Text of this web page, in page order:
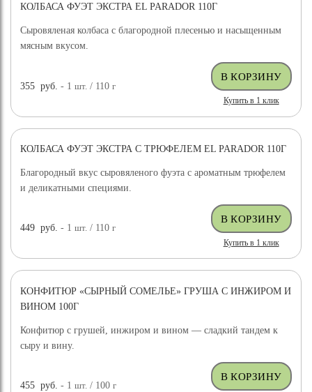
КОЛБАСА ФУЭТ ЭКСТРА EL PARADOR 110Г
Сыровяленая колбаса с благородной плесенью и насыщенным
мясным вкусом.
355 руб. - 1шт. / 110г
Купить в 1 клик
КОЛБАСА ФУЭТ ЭКСТРА С ТРЮФЕЛЕМ EL PARADOR 110Г
Благородный вкус сыровяленого фуэта с ароматным трюфелем
и деликатными специями.
449 руб. - 1шт. / 110г
Купить в 1 клик
КОНФИТЮР «СЫРНЫЙ СОМЕЛЬЕ» ГРУША С ИНЖИРОМ И
ВИНОМ 100Г
Конфитюр с грушей, инжиром и вином — сладкий тандем к
сыру и вину.
455 руб. - 1шт. / 100г